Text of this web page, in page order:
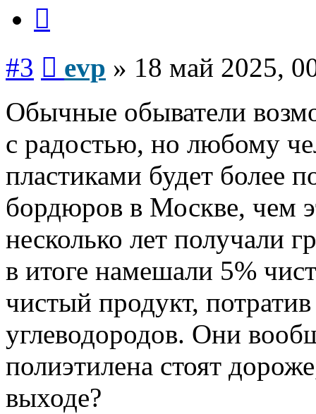
#3 evp » 18 май 2025,
Обычные обыватели
с радостью, но любому
пластиками будет более
бордюров в Москве, чем
несколько лет получали
в итоге намешали 5%
чистый продукт,
углеводородов. Они
полиэтилена стоят
выходе?